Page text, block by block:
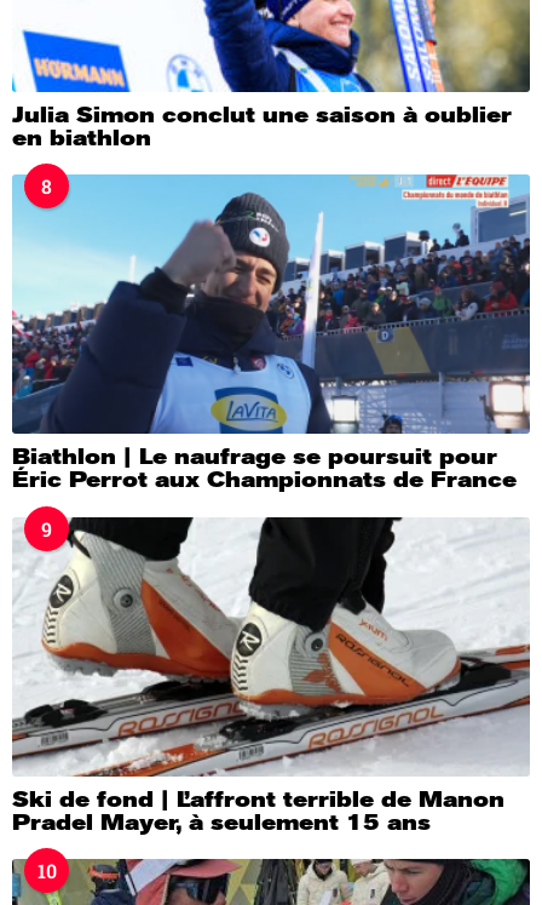
Julia Simon conclut une saison à oublier
en biathlon
8
Biathlon | Le naufrage se poursuit pour
Éric Perrot aux Championnats de France
9
Ski de fond | L’affront terrible de Manon
Pradel Mayer, à seulement 15 ans
10